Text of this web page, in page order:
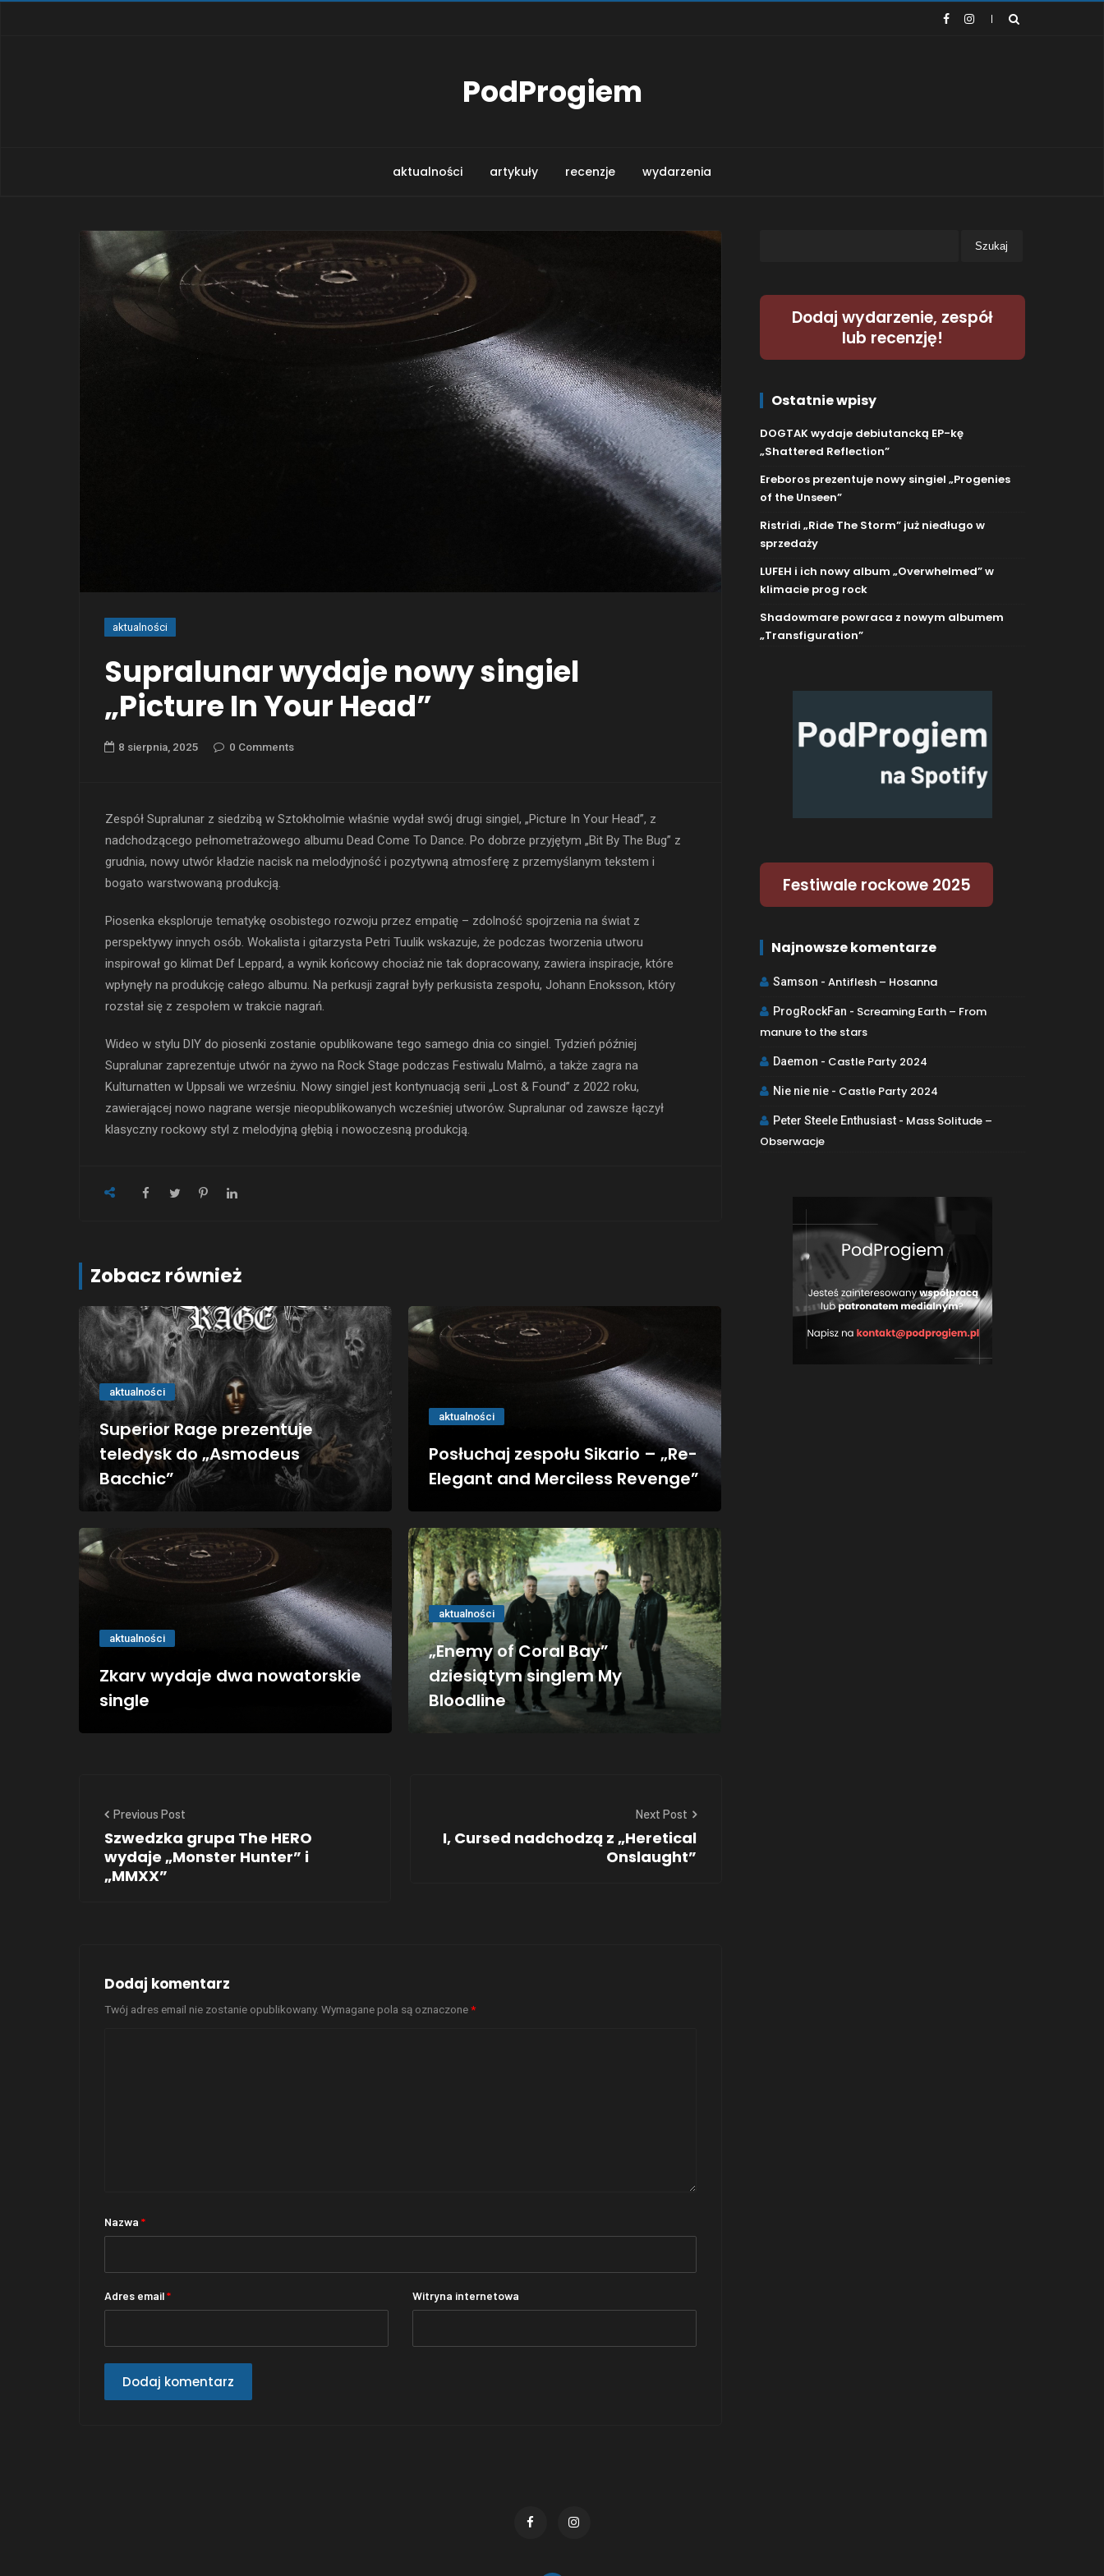
PodProgiem
aktualności artykuły recenzje wydarzenia
aktualności
Supralunar wydaje nowy singiel
„Picture In Your Head”
8 sierpnia, 2025 0 Comments
Zespół Supralunar z siedzibą w Sztokholmie właśnie wydał swój drugi singiel, „Picture In Your Head”, z
nadchodzącego pełnometrażowego albumu Dead Come To Dance. Po dobrze przyjętym „Bit By The Bug” z
grudnia, nowy utwór kładzie nacisk na melodyjność i pozytywną atmosferę z przemyślanym tekstem i
bogato warstwowaną produkcją.
Piosenka eksploruje tematykę osobistego rozwoju przez empatię – zdolność spojrzenia na świat z
perspektywy innych osób. Wokalista i gitarzysta Petri Tuulik wskazuje, że podczas tworzenia utworu
inspirował go klimat Def Leppard, a wynik końcowy chociaż nie tak dopracowany, zawiera inspiracje, które
wpłynęły na produkcję całego albumu. Na perkusji zagrał były perkusista zespołu, Johann Enoksson, który
rozstał się z zespołem w trakcie nagrań.
Wideo w stylu DIY do piosenki zostanie opublikowane tego samego dnia co singiel. Tydzień później
Supralunar zaprezentuje utwór na żywo na Rock Stage podczas Festiwalu Malmö, a także zagra na
Kulturnatten w Uppsali we wrześniu. Nowy singiel jest kontynuacją serii „Lost & Found” z 2022 roku,
zawierającej nowo nagrane wersje nieopublikowanych wcześniej utworów. Supralunar od zawsze łączył
klasyczny rockowy styl z melodyjną głębią i nowoczesną produkcją.
Zobacz również
aktualności
Superior Rage prezentuje
teledysk do „Asmodeus
Bacchic”
aktualności
Posłuchaj zespołu Sikario – „Re-
Elegant and Merciless Revenge”
aktualności
Zkarv wydaje dwa nowatorskie
single
aktualności
„Enemy of Coral Bay”
dziesiątym singlem My
Bloodline
Previous Post
Szwedzka grupa The HERO
wydaje „Monster Hunter” i
„MMXX”
Next Post
I, Cursed nadchodzą z „Heretical
Onslaught”
Dodaj komentarz
Twój adres email nie zostanie opublikowany. Wymagane pola są oznaczone*
Nazwa *
Adres email* Witryna internetowa
Dodaj wydarzenie, zespół
lub recenzję!
Ostatnie wpisy
DOGTAK wydaje debiutancką EP-kę
„Shattered Reflection”
Ereboros prezentuje nowy singiel „Progenies
of the Unseen”
Ristridi „Ride The Storm” już niedługo w
sprzedaży
LUFEH i ich nowy album „Overwhelmed” w
klimacie prog rock
Shadowmare powraca z nowym albumem
„Transfiguration”
Festiwale rockowe 2025
Najnowsze komentarze
Samson -Antiflesh – Hosanna
ProgRockFan - Screaming Earth – From
manure to the stars
Daemon - Castle Party 2024
Nie nie nie - Castle Party 2024
Peter Steele Enthusiast - Mass Solitude –
Obserwacje